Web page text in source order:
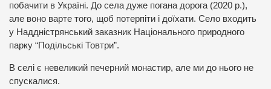
побачити в Україні. До села дуже погана дорога (2020 р.),
але воно варте того, щоб потерпіти і доїхати. Село входить
у Наддністрянський заказник Національного природного
парку “Подільські Товтри”.
В селі є невеликий печерний монастир, але ми до нього не
спускалися.